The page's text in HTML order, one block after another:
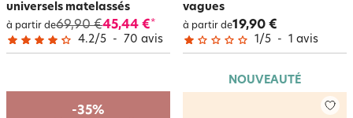
universels matelassés
à partir de69,90 €45,44 €*
4.2/5 - 70 avis
vagues
à partir de19,90 €
1 /5 - 1 avis
NOUVEAUTÉ
-35%